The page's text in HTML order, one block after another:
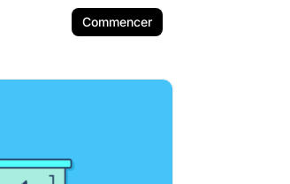
Commencer